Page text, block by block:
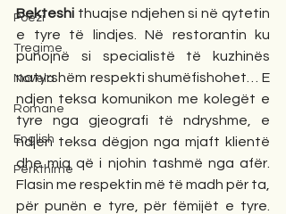
Poezi
Tregime
Novela
Romane
English
Përkthime
Bekteshi thuajse ndjehen si në qytetin
e tyre të lindjes. Në restorantin ku
punojnë si specialistë të kuzhinës
natyrshëm respekti shumëfishohet… E
ndjen teksa komunikon me kolegët e
tyre nga gjeografi të ndryshme, e
ndjen teksa dëgjon nga mjaft klientë
dhe miq që i njohin tashmë nga afër.
Flasin me respektin më të madh për ta,
për punën e tyre, për fëmijët e tyre.